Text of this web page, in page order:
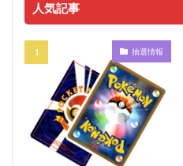
人気記事
抽選情報